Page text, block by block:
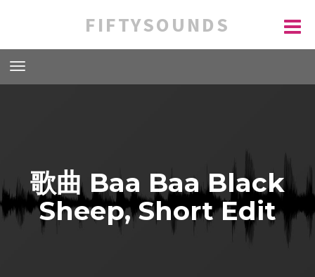
FIFTYSOUNDS
歌曲 Baa Baa Black
Sheep, Short Edit